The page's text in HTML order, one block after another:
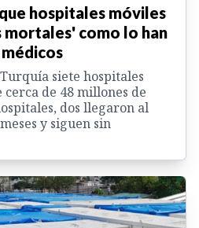
hospitales móviles
mortales' como lo han
siete hospitales
cerca de 48 millones de
dos llegaron al
y siguen sin